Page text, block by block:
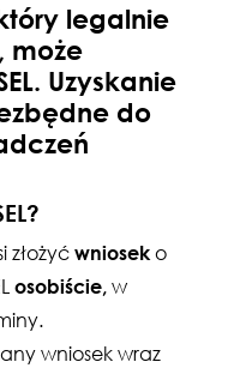
legalnie
może
Uzyskanie
do
złożyćwnioseko
osobiście, w
wniosek wraz